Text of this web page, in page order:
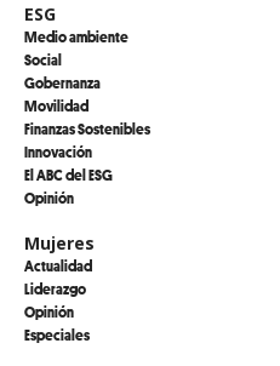
ESG
Medio ambiente
Social
Gobernanza
Movilidad
Finanzas Sostenibles
Innovación
El ABC del ESG
Opinión
Mujeres
Actualidad
Liderazgo
Opinión
Especiales